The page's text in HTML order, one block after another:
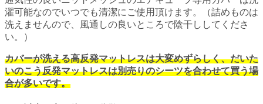
濯可能なのでいつでも清潔にご使用頂けます。（詰めものは
洗えませんので、風通しの良いところで陰干ししてくださ
い。）
カバーが洗える高反発マットレスは大変めずらしく、だいた
いのこう反発マットレスは別売りのシーツを合わせて買う場
合が多いです。